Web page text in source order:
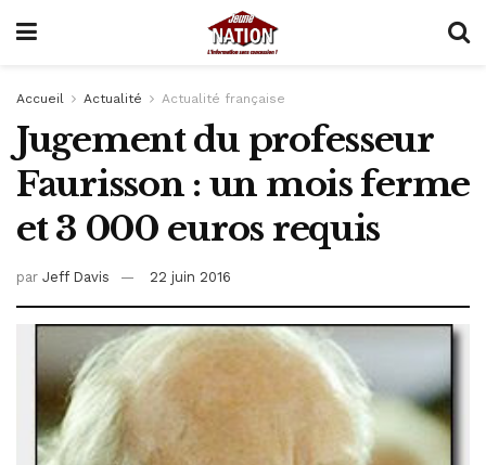
Accueil Actualité Actualité française
Jugement du professeur
Faurisson : un mois ferme
et 3 000 euros requis
par Jeff Davis 22 juin 2016